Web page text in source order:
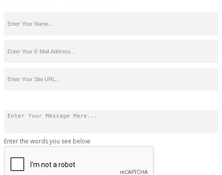
Enter the words you see below